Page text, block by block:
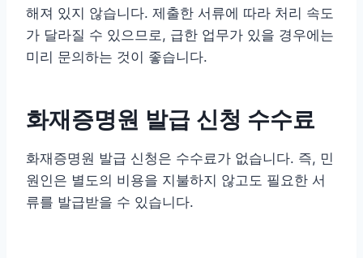
해져 있지 않습니다. 제출한 서류에 따라 처리 속도
가 달라질 수 있으므로, 급한 업무가 있을 경우에는
미리 문의하는 것이 좋습니다.
화재증명원 발급 신청 수수료
화재증명원 발급 신청은 수수료가 없습니다. 즉, 민
원인은 별도의 비용을 지불하지 않고도 필요한 서
류를 발급받을 수 있습니다.